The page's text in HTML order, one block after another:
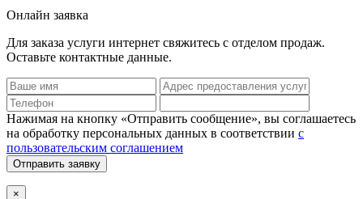
Онлайн заявка
Для заказа услуги интернет свяжитесь с отделом продаж.
Оставьте контактные данные.
Нажимая на кнопку «Отправить сообщение», вы соглашаетесь
на обработку персональных данных в соответствии с
пользовательским соглашением
Отправить заявку
×